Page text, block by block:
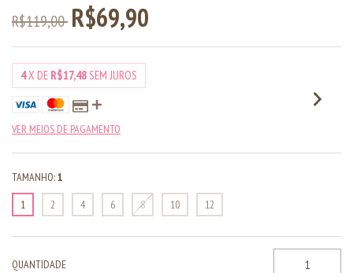
R$119,00 R$69,90
4X DE R$17,48SEM JUROS
VER MEIOS DE PAGAMENTO
TAMANHO:1
1
2 4 6 8 10 12
QUANTIDADE